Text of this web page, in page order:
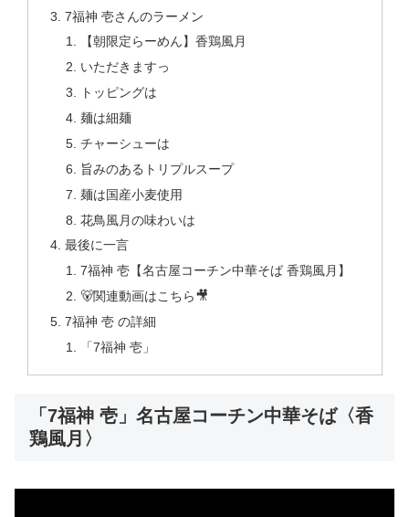
7福神 壱さんのラーメン
【朝限定らーめん】香鶏風月
いただきますっ
トッピングは
麺は細麺
チャーシューは
旨みのあるトリプルスープ
麺は国産小麦使用
花鳥風月の味わいは
最後に一言
7福神 壱【名古屋コーチン中華そば 香鶏風月】
🐻関連動画はこちら🎥
7福神 壱 の詳細
「7福神 壱」
「7福神 壱」名古屋コーチン中華そば〈香
鶏風月〉